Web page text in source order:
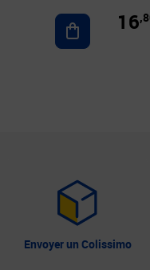
Ajouter au16
Envoyer un Colissimo